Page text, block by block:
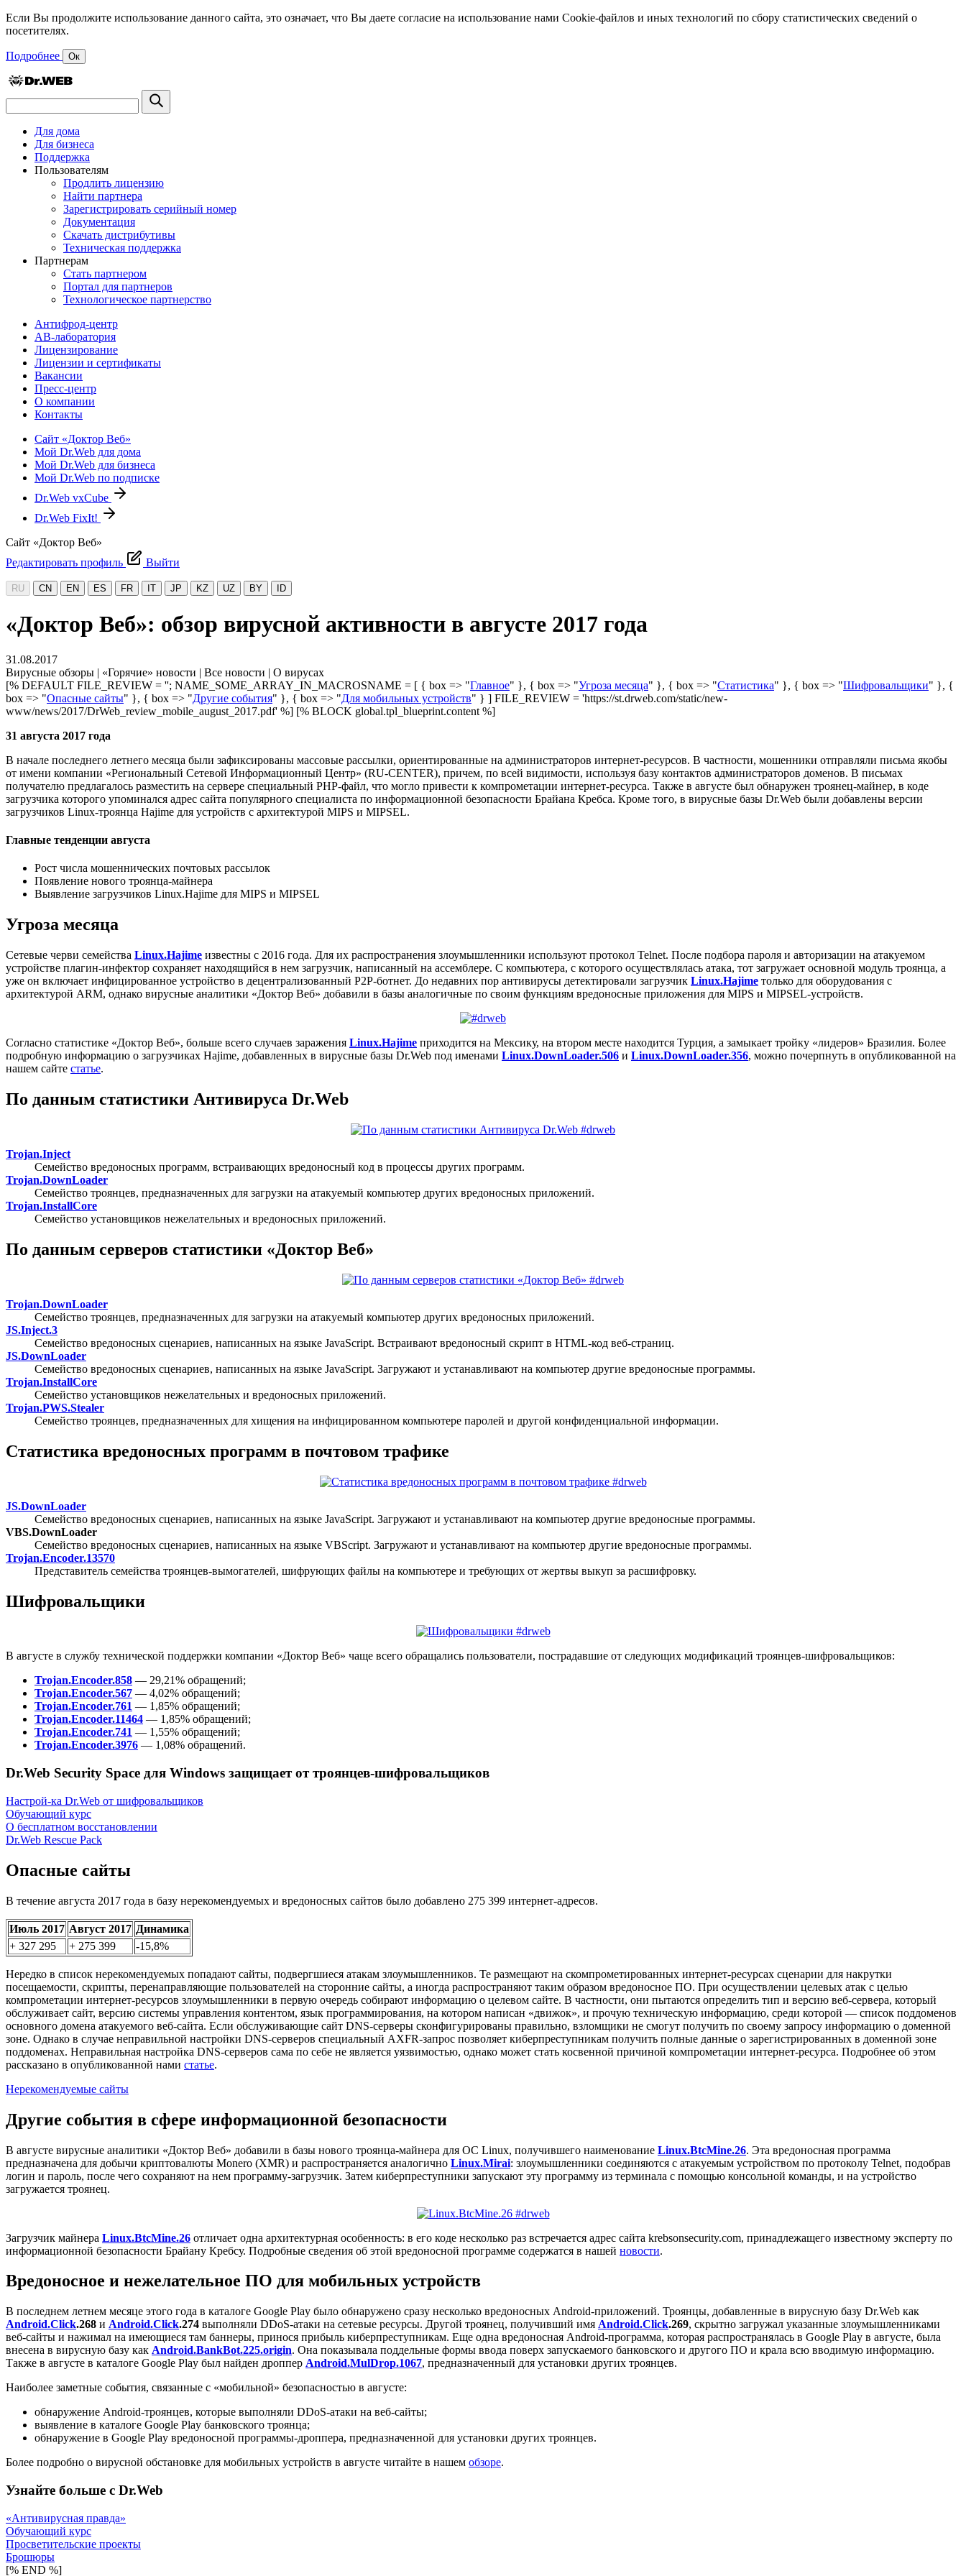
Если Вы продолжите использование данного сайта, это означает, что Вы даете согласие на использование нами Cookie-файлов и иных технологий по сбору статистических сведений о
посетителях.
Подробнее Ок
Для дома
Для бизнеса
Поддержка
Пользователям
Продлить лицензию
Найти партнера
Зарегистрировать серийный номер
Документация
Скачать дистрибутивы
Техническая поддержка
Партнерам
Стать партнером
Портал для партнеров
Технологическое партнерство
Антифрод-центр
АВ-лаборатория
Лицензирование
Лицензии и сертификаты
Вакансии
Пресс-центр
О компании
Контакты
Сайт «Доктор Веб»
Мой Dr.Web для дома
Мой Dr.Web для бизнеса
Мой Dr.Web по подписке
Dr.Web vxCube
Dr.Web FixIt!
Сайт «Доктор Веб»
Редактировать профиль
Выйти
RU CN EN ES FR IT JP KZ UZ BY ID
«Доктор Веб»: обзор вирусной активности в августе 2017 года
31.08.2017
Вирусные обзоры | «Горячие» новости | Все новости | О вирусах
[% DEFAULT FILE_REVIEW = ''; NAME_SOME_ARRAY_IN_MACROSNAME = [ { box => "Главное" }, { box => "Угроза месяца" }, { box => "Статистика" }, { box => "Шифровальщики" }, {
box => "Опасные сайты" }, { box => "Другие события" }, { box => "Для мобильных устройств" } ] FILE_REVIEW = 'https://st.drweb.com/static/new-
www/news/2017/DrWeb_review_mobile_august_2017.pdf' %] [% BLOCK global.tpl_blueprint.content %]
31 августа 2017 года
В начале последнего летнего месяца были зафиксированы массовые рассылки, ориентированные на администраторов интернет-ресурсов. В частности, мошенники отправляли письма якобы
от имени компании «Региональный Сетевой Информационный Центр» (RU-CENTER), причем, по всей видимости, используя базу контактов администраторов доменов. В письмах
получателю предлагалось разместить на сервере специальный PHP-файл, что могло привести к компрометации интернет-ресурса. Также в августе был обнаружен троянец-майнер, в коде
загрузчика которого упоминался адрес сайта популярного специалиста по информационной безопасности Брайана Кребса. Кроме того, в вирусные базы Dr.Web были добавлены версии
загрузчиков Linux-троянца Hajime для устройств с архитектурой MIPS и MIPSEL.
Главные тенденции августа
Рост числа мошеннических почтовых рассылок
Появление нового троянца-майнера
Выявление загрузчиков Linux.Hajime для MIPS и MIPSEL
Угроза месяца
Сетевые черви семейства Linux.Hajime известны с 2016 года. Для их распространения злоумышленники используют протокол Telnet. После подбора пароля и авторизации на атакуемом
устройстве плагин-инфектор сохраняет находящийся в нем загрузчик, написанный на ассемблере. С компьютера, с которого осуществлялась атака, тот загружает основной модуль троянца, а
уже он включает инфицированное устройство в децентрализованный P2P-ботнет. До недавних пор антивирусы детектировали загрузчик Linux.Hajime только для оборудования с
архитектурой ARM, однако вирусные аналитики «Доктор Веб» добавили в базы аналогичные по своим функциям вредоносные приложения для MIPS и MIPSEL-устройств.
Согласно статистике «Доктор Веб», больше всего случаев заражения Linux.Hajime приходится на Мексику, на втором месте находится Турция, а замыкает тройку «лидеров» Бразилия. Более
подробную информацию о загрузчиках Hajime, добавленных в вирусные базы Dr.Web под именами Linux.DownLoader.506 и Linux.DownLoader.356, можно почерпнуть в опубликованной на
нашем сайте статье.
По данным статистики Антивируса Dr.Web
Trojan.Inject
Семейство вредоносных программ, встраивающих вредоносный код в процессы других программ.
Trojan.DownLoader
Семейство троянцев, предназначенных для загрузки на атакуемый компьютер других вредоносных приложений.
Trojan.InstallCore
Семейство установщиков нежелательных и вредоносных приложений.
По данным серверов статистики «Доктор Веб»
Trojan.DownLoader
Семейство троянцев, предназначенных для загрузки на атакуемый компьютер других вредоносных приложений.
JS.Inject.3
Семейство вредоносных сценариев, написанных на языке JavaScript. Встраивают вредоносный скрипт в HTML-код веб-страниц.
JS.DownLoader
Семейство вредоносных сценариев, написанных на языке JavaScript. Загружают и устанавливают на компьютер другие вредоносные программы.
Trojan.InstallCore
Семейство установщиков нежелательных и вредоносных приложений.
Trojan.PWS.Stealer
Семейство троянцев, предназначенных для хищения на инфицированном компьютере паролей и другой конфиденциальной информации.
Статистика вредоносных программ в почтовом трафике
JS.DownLoader
Семейство вредоносных сценариев, написанных на языке JavaScript. Загружают и устанавливают на компьютер другие вредоносные программы.
VBS.DownLoader
Семейство вредоносных сценариев, написанных на языке VBScript. Загружают и устанавливают на компьютер другие вредоносные программы.
Trojan.Encoder.13570
Представитель семейства троянцев-вымогателей, шифрующих файлы на компьютере и требующих от жертвы выкуп за расшифровку.
Шифровальщики
В августе в службу технической поддержки компании «Доктор Веб» чаще всего обращались пользователи, пострадавшие от следующих модификаций троянцев-шифровальщиков:
Trojan.Encoder.858 — 29,21% обращений;
Trojan.Encoder.567 — 4,02% обращений;
Trojan.Encoder.761 — 1,85% обращений;
Trojan.Encoder.11464 — 1,85% обращений;
Trojan.Encoder.741 — 1,55% обращений;
Trojan.Encoder.3976 — 1,08% обращений.
Dr.Web Security Space для Windows защищает от троянцев-шифровальщиков
Настрой-ка Dr.Web от шифровальщиков
Обучающий курс
О бесплатном восстановлении
Dr.Web Rescue Pack
Опасные сайты
В течение августа 2017 года в базу нерекомендуемых и вредоносных сайтов было добавлено 275 399 интернет-адресов.
Июль 2017 Август 2017 Динамика
+ 327 295
+ 275 399 -15,8%
Нередко в список нерекомендуемых попадают сайты, подвергшиеся атакам злоумышленников. Те размещают на скомпрометированных интернет-ресурсах сценарии для накрутки
посещаемости, скрипты, перенаправляющие пользователей на сторонние сайты, а иногда распространяют таким образом вредоносное ПО. При осуществлении целевых атак с целью
компрометации интернет-ресурсов злоумышленники в первую очередь собирают информацию о целевом сайте. В частности, они пытаются определить тип и версию веб-сервера, который
обслуживает сайт, версию системы управления контентом, язык программирования, на котором написан «движок», и прочую техническую информацию, среди которой — список поддоменов
основного домена атакуемого веб-сайта. Если обслуживающие сайт DNS-серверы сконфигурированы правильно, взломщики не смогут получить по своему запросу информацию о доменной
зоне. Однако в случае неправильной настройки DNS-серверов специальный AXFR-запрос позволяет киберпреступникам получить полные данные о зарегистрированных в доменной зоне
поддоменах. Неправильная настройка DNS-серверов сама по себе не является уязвимостью, однако может стать косвенной причиной компрометации интернет-ресурса. Подробнее об этом
рассказано в опубликованной нами статье.
Нерекомендуемые сайты
Другие события в сфере информационной безопасности
В августе вирусные аналитики «Доктор Веб» добавили в базы нового троянца-майнера для ОС Linux, получившего наименование Linux.BtcMine.26. Эта вредоносная программа
предназначена для добычи криптовалюты Monero (XMR) и распространяется аналогично Linux.Mirai: злоумышленники соединяются с атакуемым устройством по протоколу Telnet, подобрав
логин и пароль, после чего сохраняют на нем программу-загрузчик. Затем киберпреступники запускают эту программу из терминала с помощью консольной команды, и на устройство
загружается троянец.
Загрузчик майнера Linux.BtcMine.26 отличает одна архитектурная особенность: в его коде несколько раз встречается адрес сайта krebsonsecurity.com, принадлежащего известному эксперту по
информационной безопасности Брайану Кребсу. Подробные сведения об этой вредоносной программе содержатся в нашей новости.
Вредоносное и нежелательное ПО для мобильных устройств
В последнем летнем месяце этого года в каталоге Google Play было обнаружено сразу несколько вредоносных Android-приложений. Троянцы, добавленные в вирусную базу Dr.Web как
Android.Click.268 и Android.Click.274 выполняли DDoS-атаки на сетевые ресурсы. Другой троянец, получивший имя Android.Click.269, скрытно загружал указанные злоумышленниками
веб-сайты и нажимал на имеющиеся там баннеры, принося прибыль киберпреступникам. Еще одна вредоносная Android-программа, которая распространялась в Google Play в августе, была
внесена в вирусную базу как Android.BankBot.225.origin. Она показывала поддельные формы ввода поверх запускаемого банковского и другого ПО и крала всю вводимую информацию.
Также в августе в каталоге Google Play был найден дроппер Android.MulDrop.1067, предназначенный для установки других троянцев.
Наиболее заметные события, связанные с «мобильной» безопасностью в августе:
обнаружение Android-троянцев, которые выполняли DDoS-атаки на веб-сайты;
выявление в каталоге Google Play банковского троянца;
обнаружение в Google Play вредоносной программы-дроппера, предназначенной для установки других троянцев.
Более подробно о вирусной обстановке для мобильных устройств в августе читайте в нашем обзоре.
Узнайте больше с Dr.Web
«Антивирусная правда»
Обучающий курс
Просветительские проекты
Брошюры
[% END %]